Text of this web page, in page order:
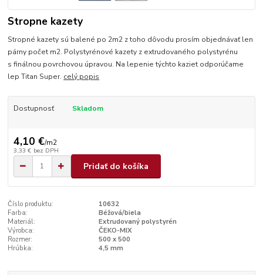
Stropne kazety
Stropné kazety sú balené po 2m2 z toho dôvodu prosím objednávať len
párny počet m2. Polystyrénové kazety z extrudovaného polystyrénu
s finálnou povrchovou úpravou. Na lepenie týchto kaziet odporúčame
lep Titan Super. celý popis
Dostupnosť Skladom
4,10 €/m2
3,33 € bez DPH
Pridať do košíka
Číslo produktu:
10632
Farba:
Béžová/biela
Materiál:
Extrudovaný polystyrén
Výrobca:
ČEKO-MIX
Rozmer:
500 x 500
Hrúbka:
4,5 mm